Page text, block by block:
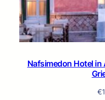
Nafsimedon Hotel in
€